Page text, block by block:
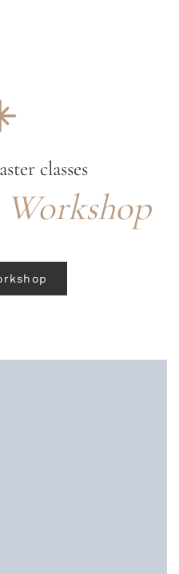
classes